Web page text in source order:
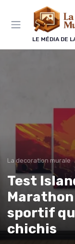
LE MÉDIA DE
La decoration murale
Test
sportif
chichis
Panneau de gestion